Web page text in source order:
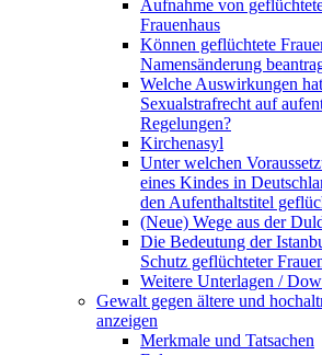
Aufnahme von
Frauenhaus
Können geflüchtete
Namensänderung
Welche Auswirkungen
Sexualstrafrecht auf
Regelungen?
Kirchenasyl
Unter welchen
eines Kindes in
den Aufenthaltstitel
(Neue) Wege aus der
Die Bedeutung der
Schutz geflüchteter
Weitere Unterlagen /
Gewalt gegen ältere und
anzeigen
Merkmale und Tatsachen